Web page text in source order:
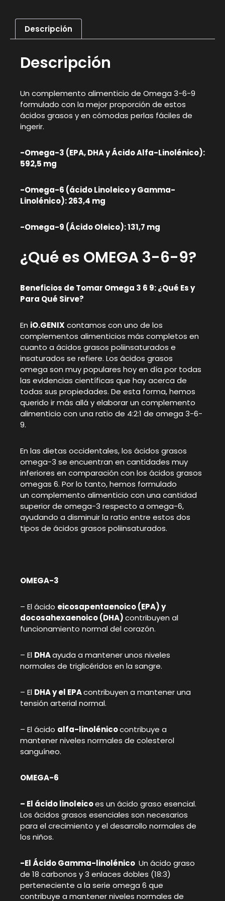
Descripción
Descripción
Un complemento alimenticio de Omega 3-6-9
formulado con la mejor proporción de estos
ácidos grasos y en cómodas perlas fáciles de
ingerir.
-Omega-3 (EPA, DHA y Ácido Alfa-Linolénico):
592,5 mg
-Omega-6 (ácido Linoleico y Gamma-
Linolénico): 263,4 mg
-Omega-9 (Ácido Oleico): 131,7 mg
¿Qué es OMEGA 3-6-9?
Beneficios de Tomar Omega 3 6 9: ¿Qué Es y
Para Qué Sirve?
En iO.GENIX contamos con uno de los
complementos alimenticios más completos en
cuanto a ácidos grasos poliinsaturados e
insaturados se refiere. Los ácidos grasos
omega son muy populares hoy en día por todas
las evidencias científicas que hay acerca de
todas sus propiedades. De esta forma, hemos
querido ir más allá y elaborar un complemento
alimenticio con una ratio de 4:2:1 de omega 3-6-
9.
En las dietas occidentales, los ácidos grasos
omega-3 se encuentran en cantidades muy
inferiores en comparación con los ácidos grasos
omegas 6. Por lo tanto, hemos formulado
un complemento alimenticio con una cantidad
superior de omega-3 respecto a omega-6,
ayudando a disminuir la ratio entre estos dos
tipos de ácidos grasos poliinsaturados.
OMEGA-3
– El ácido eicosapentaenoico (EPA) y
docosahexaenoico (DHA)contribuyen al
funcionamiento normal del corazón.
– El DHAayuda a mantener unos niveles
normales de triglicéridos en la sangre.
– El DHA y el EPAcontribuyen a mantener una
tensión arterial normal.
– El ácido alfa-linolénicocontribuye a
mantener niveles normales de colesterol
sanguíneo.
OMEGA-6
– El ácido linoleicoes un ácido graso esencial.
Los ácidos grasos esenciales son necesarios
para el crecimiento y el desarrollo normales de
los niños.
-El Ácido Gamma-linolénico Un ácido graso
de 18 carbonos y 3 enlaces dobles (18:3)
perteneciente a la serie omega 6 que
contribuye a mantener niveles normales de